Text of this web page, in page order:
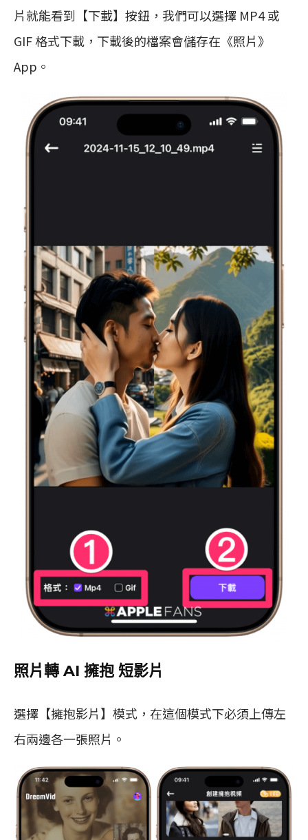
片就能看到【下載】按鈕，我們可以選擇 MP4 或
GIF 格式下載，下載後的檔案會儲存在《照片》
App。
照片轉 AI 擁抱 短影片
選擇【擁抱影片】模式，在這個模式下必須上傳左
右兩邊各一張照片。